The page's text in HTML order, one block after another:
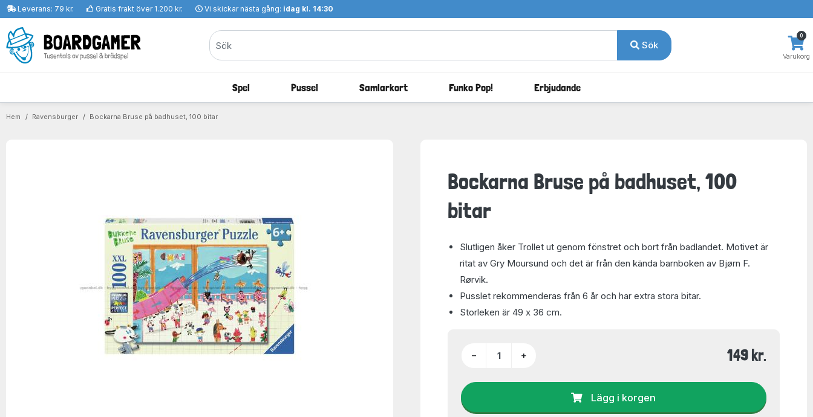
Leverans: 79 kr. Gratis frakt över 1.200 kr. Vi skickar nästa gång: idag kl. 14:30
Sök
Varukorg
0
Spel Pussel Samlarkort Funko Pop! Erbjudande
Hem Ravensburger Bockarna Bruse på badhuset, 100 bitar
Bockarna Bruse på badhuset, 100
bitar
Slutligen åker Trollet ut genom fönstret och bort från badlandet. Motivet är
ritat av Gry Moursund och det är från den kända barnboken av Bjørn F.
Rørvik.
Pusslet rekommenderas från 6 år och har extra stora bitar.
Storleken är 49 x 36 cm.
− + 149 kr.
Lägg i korgen